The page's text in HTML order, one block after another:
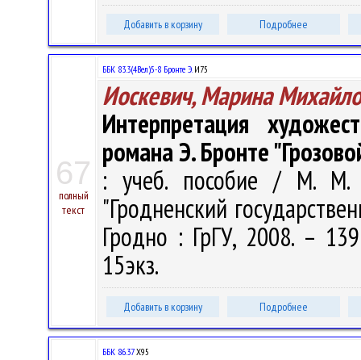
Добавить в корзину Подробнее
67
полный
текст
ББК 83.3(4Вел)5-8 Бронте Э.И75
Иоскевич, Марина
Интерпретация
романа Э. Бронте
: учеб. пособие / М. М.
"Гродненский
Гродно : ГрГУ, 2008. –
15экз.
Добавить в корзину Подробнее
ББК 86.37Х95